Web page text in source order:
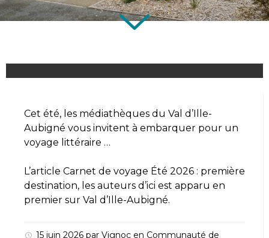
Cet été, les médiathèques du Val d’Ille-
Aubigné vous invitent à embarquer pour un
voyage littéraire …
L’article Carnet de voyage Été 2026 : première
destination, les auteurs d’ici est apparu en
premier sur Val d’Ille-Aubigné.
15 juin 2026 par Vignoc en Communauté de